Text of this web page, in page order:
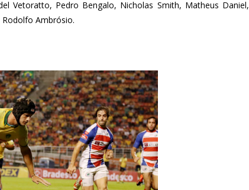
Vetoratto, Pedro Bengalo, Nicholas Smith, Matheus Daniel,
Rodolfo Ambrósio.